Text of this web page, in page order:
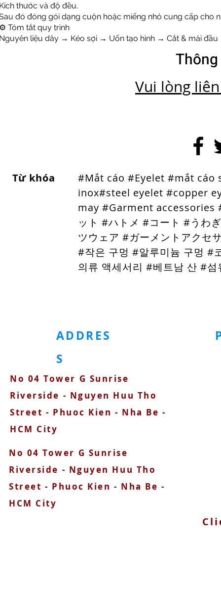
thước và độ đều.
đó đóng gói dạng cuộn hoặc miếng nhỏ cung cấp cho
Tóm tắt quy trình
liệu dây → Kéo sợi → Uốn tạo hình → Cắt & mài
Vui lòng
Từ khóa
#Mắt cáo #Eyelet #mắt
inox#steel eyelet #copper
may #Garment accessories
ット #ハトメ #コート #うわ
ツウェア #ガーメントアクセ
#작은 구멍 #알루미늄 구멍 #
의류 액세서리 #베트남 산 #섬
ADDRES
S
No 04 Tower G Sunrise
Riverside - Nguyen Huu Tho
Street - Phuoc Kien - Nha Be -
HCM City
No 04 Tower G Sunrise
Riverside - Nguyen Huu Tho
Street - Phuoc Kien - Nha Be -
HCM City